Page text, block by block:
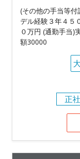
(その他の手当等
デル経験３年４５
０万円 (通勤手当)
額30000
正